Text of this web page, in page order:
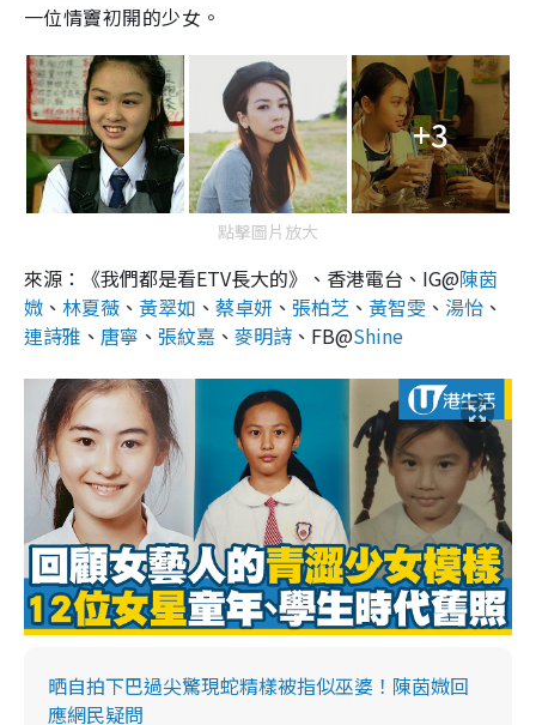
一位情竇初開的少女。
+3
點擊圖片放大
來源：《我們都是看ETV長大的》、香港電台、IG@陳茵
媺 、 林夏薇 、 黃翠如 、 蔡卓妍 、 張柏芝 、 黃智雯 、 湯怡 、
連詩雅 、 唐寧 、 張紋嘉 、 麥明詩 、FB@Shine
晒自拍下巴過尖驚現蛇精樣被指似巫婆！陳茵媺回
應網民疑問